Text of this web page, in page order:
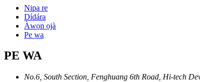
Nipa re
Dídára
Àwọn ọjà
Pe wa
PE WA
No.6, South Section, Fenghuang 6th Road, Hi-tech